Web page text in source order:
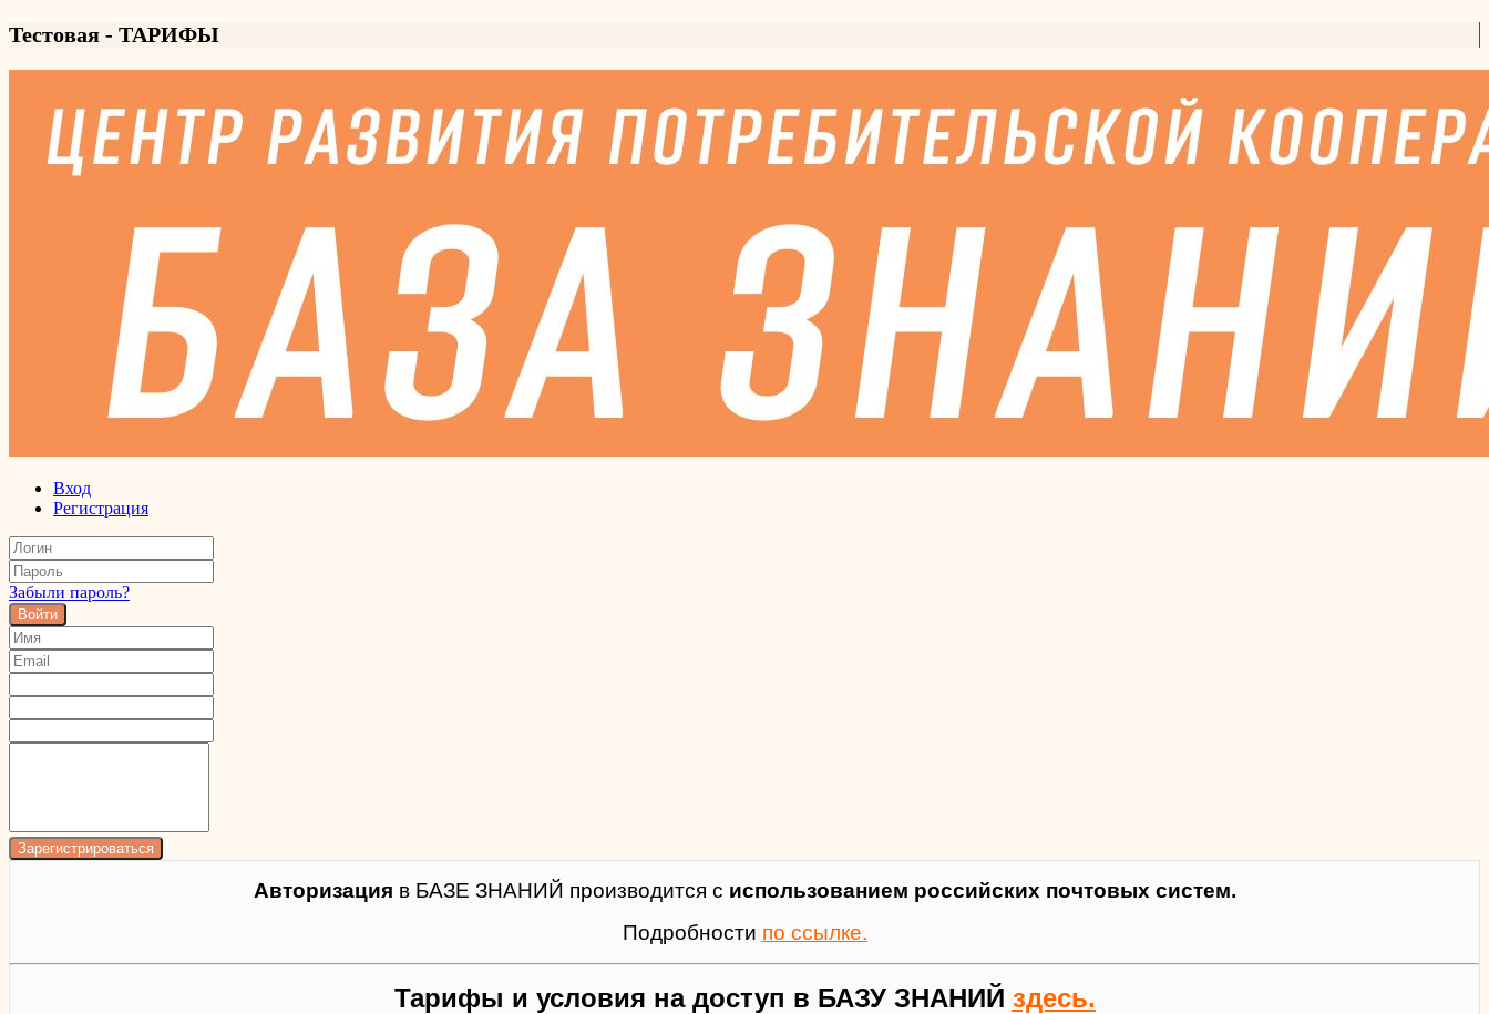
Тестовая - ТАРИФЫ
Вход
Регистрация
Забыли пароль?
Войти
Авторизация в БАЗЕ ЗНАНИЙ производится с использованием российских почтовых систем.
Подробности по ссылке.
Тарифы и условия на доступ в БАЗУ ЗНАНИЙ здесь.